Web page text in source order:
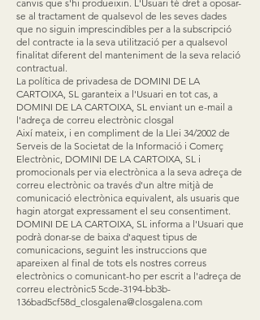
canvis que s'hi produeixin. L'Usuari té dret a oposar-
se al tractament de qualsevol de les seves dades
que no siguin imprescindibles per a la subscripció
del contracte ia la seva utilització per a qualsevol
finalitat diferent del manteniment de la seva relació
contractual.
La política de privadesa de DOMINI DE LA
CARTOIXA, SL garanteix a l'Usuari en tot cas, a
DOMINI DE LA CARTOIXA, SL enviant un e-mail a
l'adreça de correu electrònic closgal
Així mateix, i en compliment de la Llei 34/2002 de
Serveis de la Societat de la Informació i Comerç
Electrònic, DOMINI DE LA CARTOIXA, SL i
promocionals per via electrònica a la seva adreça de
correu electrònic oa través d'un altre mitjà de
comunicació electrònica equivalent, als usuaris que
hagin atorgat expressament el seu consentiment.
DOMINI DE LA CARTOIXA, SL informa a l'Usuari que
podrà donar-se de baixa d'aquest tipus de
comunicacions, seguint les instruccions que
apareixen al final de tots els nostres correus
electrònics o comunicant-ho per escrit a l'adreça de
correu electrònic5 5cde-3194-bb3b-
136bad5cf58d_closgalena@closgalena.com